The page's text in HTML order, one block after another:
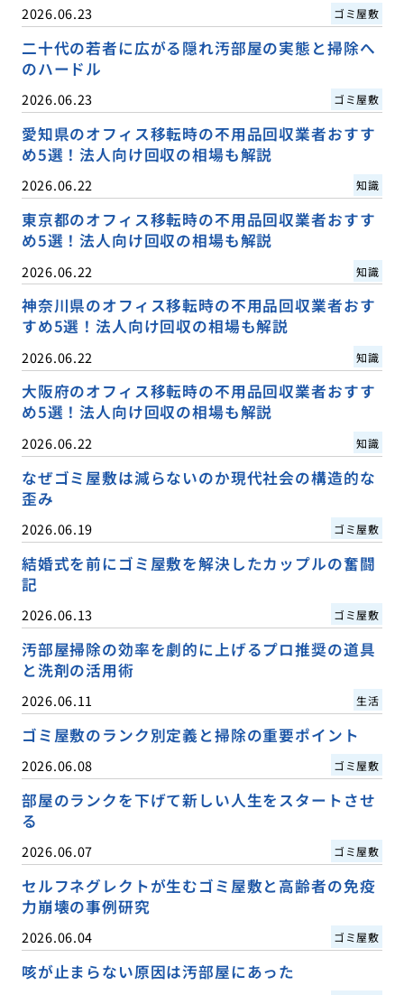
2026.06.23 ゴミ屋敷
二十代の若者に広がる隠れ汚部屋の実態と掃除へ
のハードル
2026.06.23 ゴミ屋敷
愛知県のオフィス移転時の不用品回収業者おすす
め5選！法人向け回収の相場も解説
2026.06.22 知識
東京都のオフィス移転時の不用品回収業者おすす
め5選！法人向け回収の相場も解説
2026.06.22 知識
神奈川県のオフィス移転時の不用品回収業者おす
すめ5選！法人向け回収の相場も解説
2026.06.22 知識
大阪府のオフィス移転時の不用品回収業者おすす
め5選！法人向け回収の相場も解説
2026.06.22 知識
なぜゴミ屋敷は減らないのか現代社会の構造的な
歪み
2026.06.19 ゴミ屋敷
結婚式を前にゴミ屋敷を解決したカップルの奮闘
記
2026.06.13 ゴミ屋敷
汚部屋掃除の効率を劇的に上げるプロ推奨の道具
と洗剤の活用術
2026.06.11 生活
ゴミ屋敷のランク別定義と掃除の重要ポイント
2026.06.08 ゴミ屋敷
部屋のランクを下げて新しい人生をスタートさせ
る
2026.06.07 ゴミ屋敷
セルフネグレクトが生むゴミ屋敷と高齢者の免疫
力崩壊の事例研究
2026.06.04 ゴミ屋敷
咳が止まらない原因は汚部屋にあった